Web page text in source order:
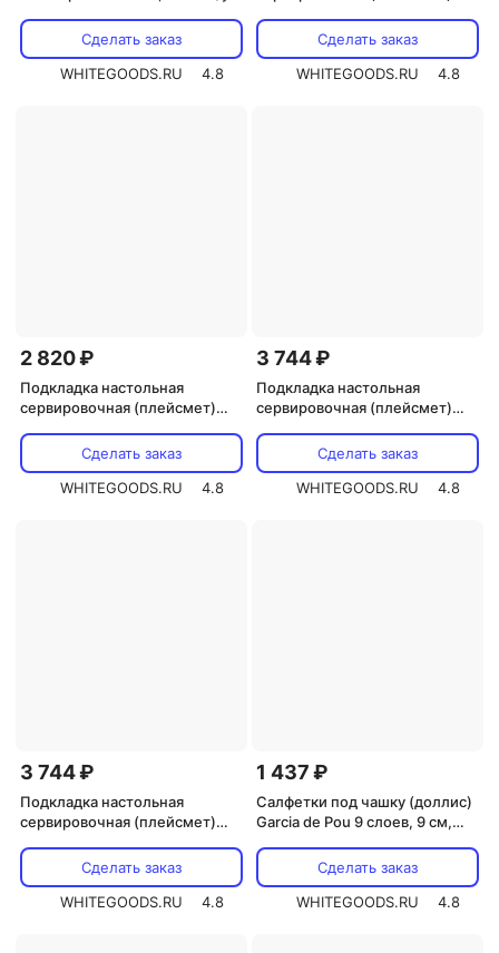
Сделать заказ
WHITEGOODS.RU
4.8
31*43 см, 500 шт/уп, бумага
Сделать заказ
WHITEGOODS.RU
4.8
2 820 ₽
Подкладка настольная
сервировочная (плейсмет)
см, 500 шт/уп, бумага
Сделать заказ
WHITEGOODS.RU
4.8
3 744 ₽
Подкладка настольная
сервировочная (плейсмет)
черная, 500 шт, бумага
Сделать заказ
WHITEGOODS.RU
4.8
3 744 ₽
Подкладка настольная
сервировочная (плейсмет)
шоколад, 500 шт, бумага
Сделать заказ
WHITEGOODS.RU
4.8
1 437 ₽
Салфетки под чашку (доллис)
Garcia de Pou 9 слоев, 9 см,
Сделать заказ
WHITEGOODS.RU
4.8